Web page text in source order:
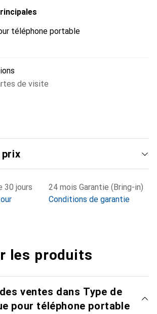
téléphone portable
de visite
prix
30 jours
24 mois Garantie (Bring-in)
Conditions de garantie
les produits
ventes dans Type de
pour téléphone portable